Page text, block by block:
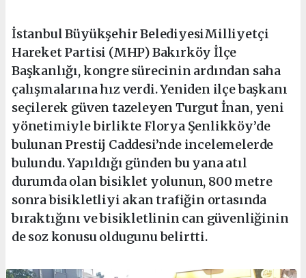
İstanbul Büyükşehir BelediyesiMilliyetçi
Hareket Partisi (MHP) Bakırköy İlçe
Başkanlığı, kongre sürecinin ardından saha
çalışmalarına hız verdi. Yeniden ilçe başkanı
seçilerek güven tazeleyen Turgut İnan, yeni
yönetimiyle birlikte Florya Şenlikköy’de
bulunan Prestij Caddesi’nde incelemelerde
bulundu. Yapıldığı günden bu yana atıl
durumda olan bisiklet yolunun, 800 metre
sonra bisikletliyi akan trafiğin ortasında
bıraktığını ve bisikletlinin can güvenliğinin
de soz konusu oldugunu belirtti.